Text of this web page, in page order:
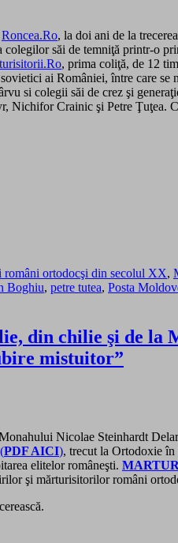
Roncea.Ro, la doi ani de la
săi de temniţă printr-o
, prima coliţă, de 12
ai României, între care se
si colegii săi de crez şi
Nichifor Crainic şi Petre Ţuţea.
ortodocşi din secolul XX,
Boghiu, petre tutea, Posta
din chilie şi de la
mistuitor”
Nicolae Steinhardt
PDF AICI), trecut la Ortodoxie în
elitelor româneşti.
şi mărturisitorilor români